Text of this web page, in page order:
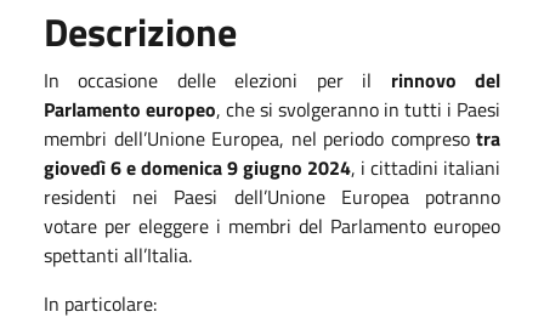
Descrizione
In occasione delle elezioni per il rinnovo del
Parlamento europeo, che si svolgeranno in tutti i Paesi
membri dell’Unione Europea, nel periodo compreso tra
giovedì 6 e domenica 9 giugno 2024, i cittadini italiani
residenti nei Paesi dell’Unione Europea potranno
votare per eleggere i membri del Parlamento europeo
spettanti all’Italia.
In particolare: